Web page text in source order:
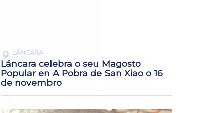
LÁNCARA
Láncara celebra o seu Magosto
Popular en A Pobra de San Xiao o 16
de novembro